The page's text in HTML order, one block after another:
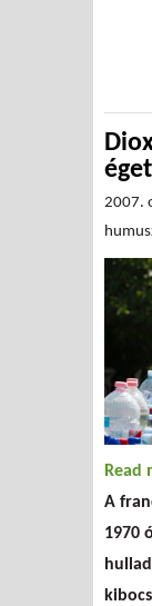
2007.
Read
A
1970